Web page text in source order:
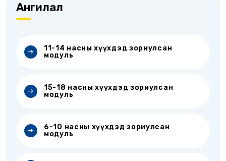
Ангилал
11-14 насны хүүхдэд зориулсан
модуль
15-18 насны хүүхдэд зориулсан
модуль
6-10 насны хүүхдэд зориулсан
модуль